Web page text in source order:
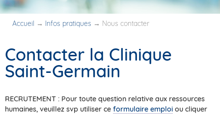
Accueil → Infos pratiques → Nous contacter
Contacter la Clinique
Saint-Germain
RECRUTEMENT : Pour toute question relative aux ressources
humaines, veuillez svp utiliser ce formulaire emploi ou cliquer